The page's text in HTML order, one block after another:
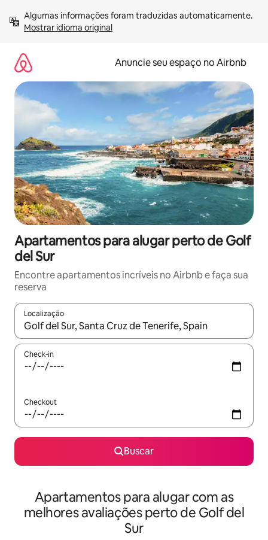
para
Mostrar idioma original
Anuncie seu espaço no Airbnb
Apartamentos para alugar perto de Golf
del Sur
Encontre apartamentos incríveis no Airbnb e faça sua
reserva
Localização
Quando os resultados estiverem disponíveis, explore-os
Check-in
Checkout
Buscar
Apartamentos para alugar com as
melhores avaliações perto de Golf del
Sur